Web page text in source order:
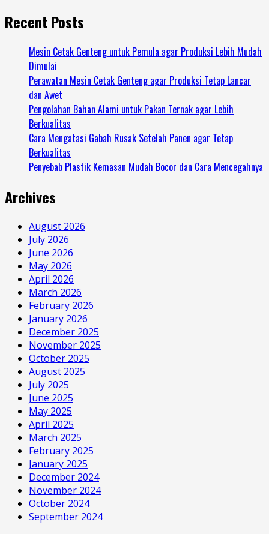
Recent Posts
Mesin Cetak Genteng untuk Pemula agar Produksi Lebih Mudah
Dimulai
Perawatan Mesin Cetak Genteng agar Produksi Tetap Lancar
dan Awet
Pengolahan Bahan Alami untuk Pakan Ternak agar Lebih
Berkualitas
Cara Mengatasi Gabah Rusak Setelah Panen agar Tetap
Berkualitas
Penyebab Plastik Kemasan Mudah Bocor dan Cara Mencegahnya
Archives
August 2026
July 2026
June 2026
May 2026
April 2026
March 2026
February 2026
January 2026
December 2025
November 2025
October 2025
August 2025
July 2025
June 2025
May 2025
April 2025
March 2025
February 2025
January 2025
December 2024
November 2024
October 2024
September 2024